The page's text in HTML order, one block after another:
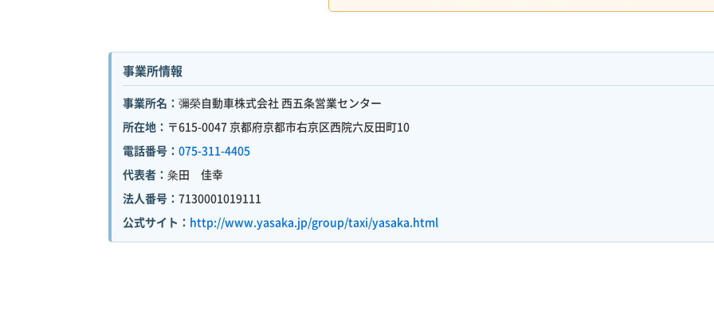
事業所情報
事業所名： 彌榮自動車株式会社 西五条営業センター
所在地： 〒615-0047 京都府京都市右京区西院六反田町10
電話番号： 075-311-4405
代表者： 粂田 佳幸
法人番号： 7130001019111
公式サイト： http://www.yasaka.jp/group/taxi/yasaka.html